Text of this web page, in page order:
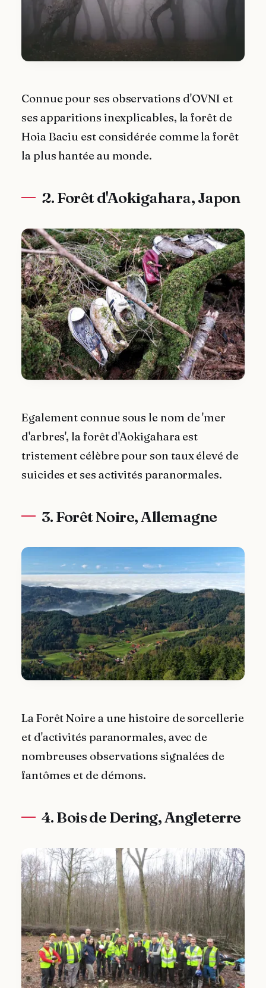
Connue pour ses observations d'OVNI et
ses apparitions inexplicables, la forêt de
Hoia Baciu est considérée comme la forêt
la plus hantée au monde.
2. Forêt d'Aokigahara, Japon
Egalement connue sous le nom de 'mer
d'arbres', la forêt d'Aokigahara est
tristement célèbre pour son taux élevé de
suicides et ses activités paranormales.
3. Forêt Noire, Allemagne
La Forêt Noire a une histoire de sorcellerie
et d'activités paranormales, avec de
nombreuses observations signalées de
fantômes et de démons.
4. Bois de Dering, Angleterre